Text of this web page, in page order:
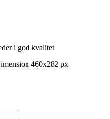
i god kvalitet
460x282 px